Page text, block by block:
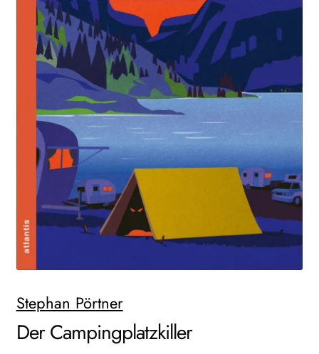
Stephan Pörtner
Der Campingplatzkiller